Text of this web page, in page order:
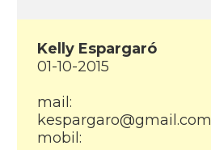
Kelly Espargaró
01-10-2015
mail:
kespargaro@gmail.com
mobil: